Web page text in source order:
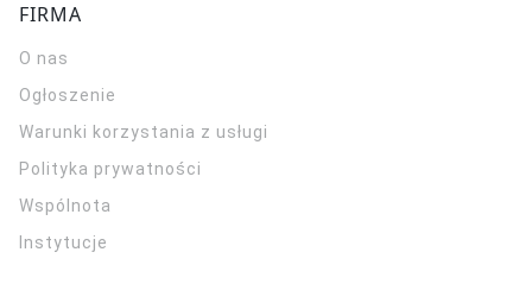
FIRMA
O nas
Ogłoszenie
Warunki korzystania z usługi
Polityka prywatności
Wspólnota
Instytucje